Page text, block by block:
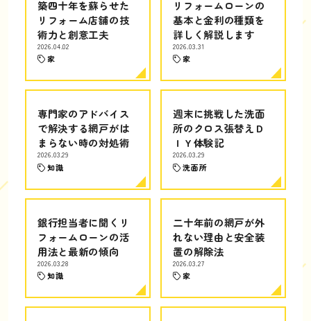
築四十年を蘇らせた
リフォーム店舗の技
術力と創意工夫
2026.04.02
家
リフォームローンの
基本と金利の種類を
詳しく解説します
2026.03.31
家
専門家のアドバイス
で解決する網戸がは
まらない時の対処術
2026.03.29
知識
週末に挑戦した洗面
所のクロス張替えＤ
ＩＹ体験記
2026.03.29
洗面所
銀行担当者に聞くリ
フォームローンの活
用法と最新の傾向
2026.03.28
知識
二十年前の網戸が外
れない理由と安全装
置の解除法
2026.03.27
家